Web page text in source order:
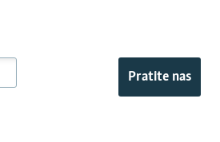
Pratite nas